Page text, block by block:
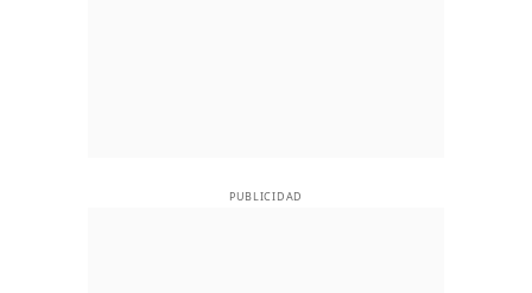
PUBLICIDAD